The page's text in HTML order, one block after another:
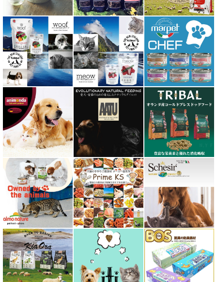
ヒマラヤ ドッグ チーズ チュウ
ファープラスト 歯みがきガム
フィッシュ4 ペットフード正規品
フィールドエイト
フォルツァ10 FORZA10
プライムケイズ さかい企画
ブリスミックス BLISMIX
プレスティージ PRESTIGE
プロデン ProDen
ベイリーコー Bailey+Co
ベッツソリューション VetSolution
ベッツラボ Vets Labo
ペットカインド PetKind